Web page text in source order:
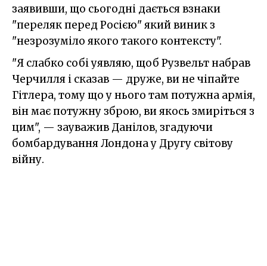
заявивши, що сьогодні дається взнаки
"переляк перед Росією" який виник з
"незрозуміло якого такого контексту".
"Я слабко собі уявляю, щоб Рузвельт набрав
Черчилля і сказав — друже, ви не чіпайте
Гітлера, тому що у нього там потужна армія,
він має потужну зброю, ви якось змиріться з
цим", — зауважив Данілов, згадуючи
бомбардування Лондона у Другу світову
війну.